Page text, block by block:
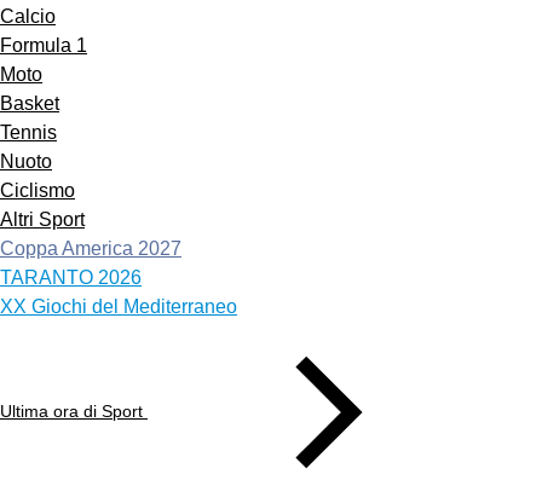
Calcio
Formula 1
Moto
Basket
Tennis
Nuoto
Ciclismo
Altri Sport
Coppa America 2027
TARANTO 2026
XX Giochi del Mediterraneo
Ultima ora di Sport